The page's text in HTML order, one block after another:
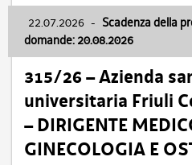
22.07.2026 - Scadenza della
domande: 20.08.2026
315/26 – Azienda
universitaria Friuli
– DIRIGENTE
GINECOLOGIA E